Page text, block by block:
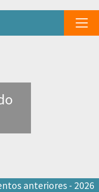
anteriores - 2026